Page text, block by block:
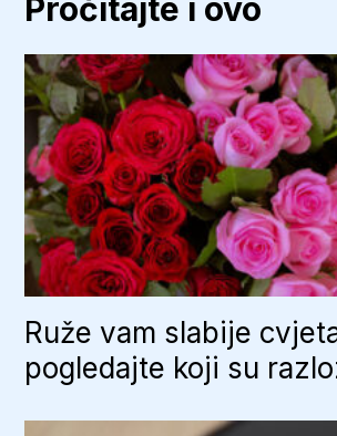
iz
preminulog
donora
Pročitajte i ovo
Ruže vam slabije
pogledajte koji su